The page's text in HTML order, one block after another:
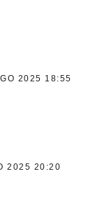
2025 18:55
2025 20:20